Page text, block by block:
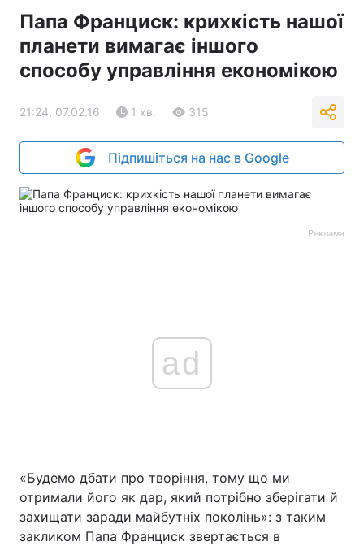
Папа Франциск: крихкість нашої
планети вимагає іншого
способу управління економікою
21:24, 07.02.16 1 хв. 315
Підпишіться на нас в Google
Реклама
ad
«Будемо дбати про творіння, тому що ми
отримали його як дар, який потрібно зберігати й
захищати заради майбутніх поколінь»: з таким
закликом Папа Франциск звертається в